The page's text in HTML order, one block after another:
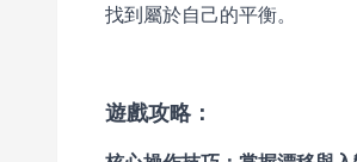
找到屬於自己的平衡。
遊戲攻略：